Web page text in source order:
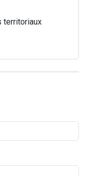
territoriaux